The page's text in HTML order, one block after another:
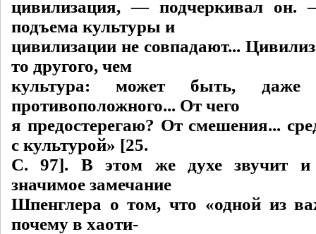
цивилизация, — подчеркивал
подъема культуры и
цивилизации не совпадают...
то другого, чем
культура: может быть, даже
противоположного... От чего
я предостерегаю? От смешения...
с культурой» [25.
C. 97]. В этом же духе звучит и
значимое замечание
Шпенглера о том, что «одной из
почему в хаоти-